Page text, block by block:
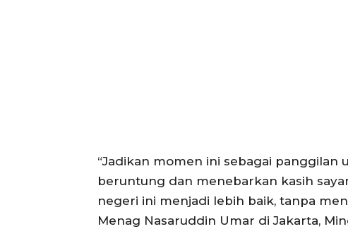
“Jadikan momen ini sebagai
beruntung dan menebarkan kasih
negeri ini menjadi lebih baik, tanpa
Menag Nasaruddin Umar di Jakarta,